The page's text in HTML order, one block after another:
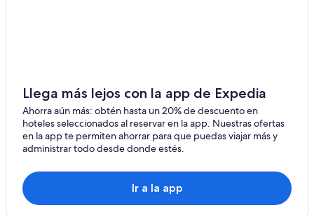
Hoteles en Casalina
Hoteles 4 estrellas en San Venanzo
Apart-Hoteles en San Venanzo
Hoteles en San Venanzo
Villas en San Venanzo
Hoteles en Collepepe
Llega más lejos con la app de Expedia
Ahorra aún más: obtén hasta un 20% de descuento en
hoteles seleccionados al reservar en la app. Nuestras ofertas
en la app te permiten ahorrar para que puedas viajar más y
administrar todo desde donde estés.
Ir a la app